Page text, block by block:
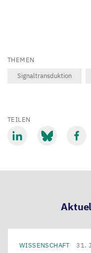
THEMEN
Signaltransduktion
TEILEN
WISSENSCHAFT 31.